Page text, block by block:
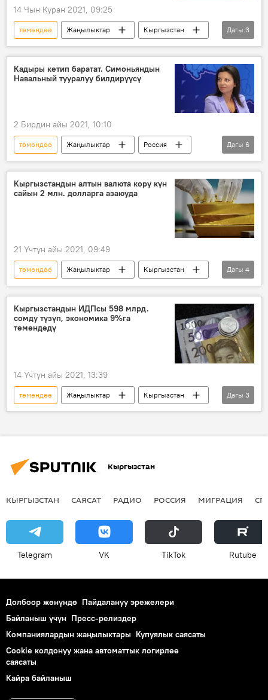
14 Чын Куран 2021, 09:25
төмөндөө Жаңылыктар
Кыргызстан
Экономика
ички дүң продукциясы
Дагы 3
Кадыры кетип баратат. Симоньяндын
Навальный тууралуу билдирүүсү
2 Бирдин айы 2021, 10:10
төмөндөө Жаңылыктар
Россия
Дүйнөдө
Саясат
Маргарита Симоньян
билдирүү
Алексей Навальный
кадыр
Дагы 6
Кыргызстандын алтын валюта кору күн
сайын 2 млн. долларга азаюуда
21 Үчтүн айы 2021, 09:49
төмөндөө Жаңылыктар
Кыргызстан
Экономика
алтын
валюта
Улуттук банк
Дагы 4
Кыргызстандын ИДПсы 598 млрд.
сомду түзүп, экономика 9%га
төмөндөдү
14 Үчтүн айы 2021, 13:39
төмөндөө Жаңылыктар
Кыргызстан
Экономика
ИДП өндүрүш
Дагы 3
Кыргызстан
КЫРГЫЗСТАН САЯСАТ РАДИО РОССИЯ МИГРАЦИЯ
Telegram VK ТikТоk Rutube
Долбоор жөнүндө Пайдалануу эрежелери
Байланыш үчүн Пресс-релиздер
Компаниялардын жаңылыктары Купуялык саясаты
Cookie колдонуу жана автоматтык логирлөө
саясаты
Кайра байланыш